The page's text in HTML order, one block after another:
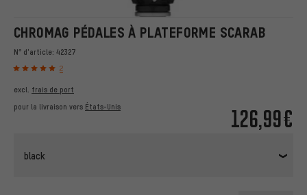
CHROMAG PÉDALES À PLATEFORME SCARAB
N° d'article: 42327
2
126,99€
excl. frais de port
pour la livraison vers États-Unis
black